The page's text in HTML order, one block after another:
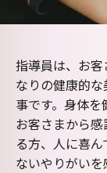
指導員は、お
なりの健康的
事です。身体
お客さまから
る方、人に喜
ないやりがいを